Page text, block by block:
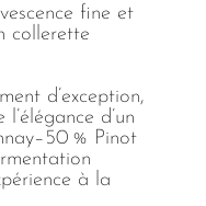
fine et
collerette
d’exception,
d’un
% Pinot
à la